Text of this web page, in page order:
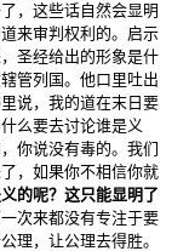
，这些话自然会显明
来审判权利的。启示
圣经给出的形象是什
管列国。他口里吐出
说，我的道在末日要
么要去讨论谁是义
你说没有毒的。我们
，如果你不相信你就
的呢？这只能显明了
次来都没有专注于要
理，让公理去得胜。